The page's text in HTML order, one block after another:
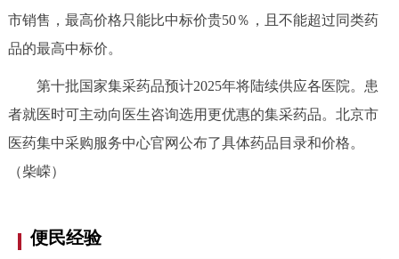
中介服务
政民互动
参与调查
走进北京
市销售，最高价格只能比中标价贵50％，且不能超过同类药
品的最高中标价。
第十批国家集采药品预计2025年将陆续供应各医院。患
者就医时可主动向医生咨询选用更优惠的集采药品。北京市
医药集中采购服务中心官网公布了具体药品目录和价格。
（柴嵘）
便民经验